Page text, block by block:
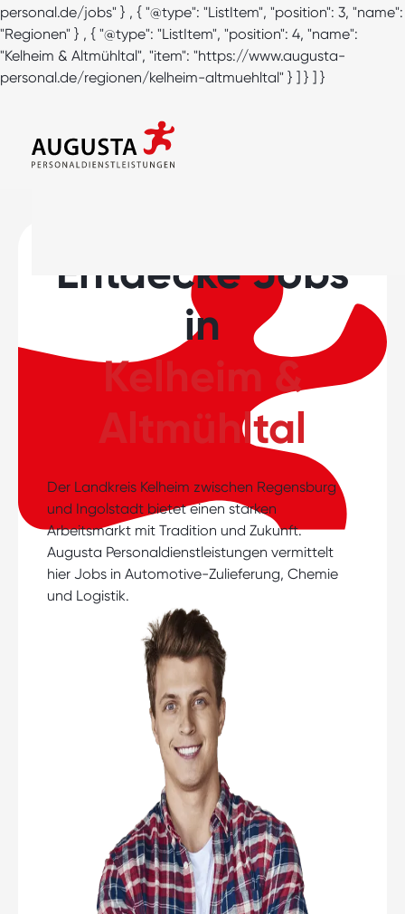
personal.de/jobs" } , { "@type": "ListItem", "position": 3, "name":
"Regionen" } , { "@type": "ListItem", "position": 4, "name":
"Kelheim & Altmühltal", "item": "https://www.augusta-
personal.de/regionen/kelheim-altmuehltal" } ] } ] }
Entdecke Jobs
in
Kelheim &
Altmühltal
Der Landkreis Kelheim zwischen Regensburg
und Ingolstadt bietet einen starken
Arbeitsmarkt mit Tradition und Zukunft.
Augusta Personaldienstleistungen vermittelt
hier Jobs in Automotive-Zulieferung, Chemie
und Logistik.